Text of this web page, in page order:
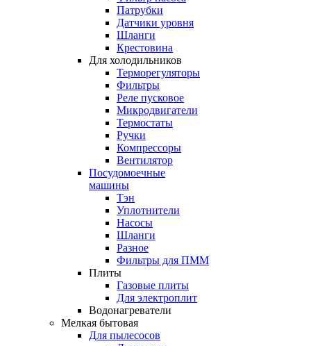
Патрубки
Датчики уровня
Шланги
Крестовина
Для холодильников
Терморегуляторы
Фильтры
Реле пусковое
Микродвигатели
Термостаты
Ручки
Компрессоры
Вентилятор
Посудомоечные
машины
Тэн
Уплотнители
Насосы
Шланги
Разное
Фильтры для ПММ
Плиты
Газовые плиты
Для электроплит
Водонагреватели
Мелкая бытовая
Для пылесосов